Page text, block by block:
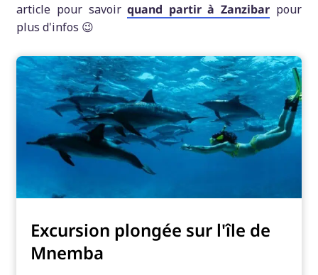
article pour savoirquand partir à Zanzibar pour
plus d'infos 😉
Excursion plongée sur l'île de
Mnemba